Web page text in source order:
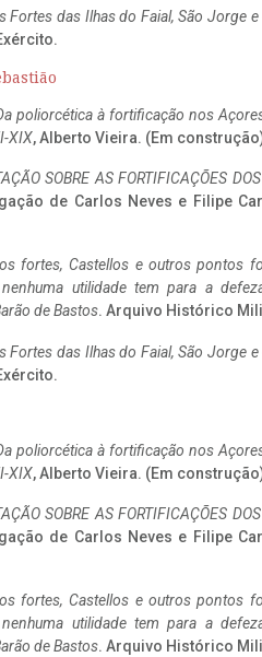
Fortes das Ilhas do Faial, São Jorge e
poliorcética à fortificação nos
XIX, Alberto Vieira. (Em
SOBRE AS FORTIFICAÇÕES
de Carlos Neves e Filipe
fortes, Castellos e outros pontos
utilidade tem para a
de Bastos. Arquivo Histórico
Fortes das Ilhas do Faial, São Jorge e
poliorcética à fortificação nos
XIX, Alberto Vieira. (Em
SOBRE AS FORTIFICAÇÕES
de Carlos Neves e Filipe
fortes, Castellos e outros pontos
utilidade tem para a
de Bastos. Arquivo Histórico